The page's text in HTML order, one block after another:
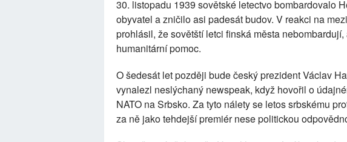
30. listopadu 1939 sovětské letectvo bombardovalo
obyvatel a zničilo asi padesát budov. V reakci na
prohlásil, že sovětští letci finská města
humanitární pomoc.
O šedesát let později bude český prezident Václav
vynalezl neslýchaný newspeak, když hovořil o
NATO na Srbsko. Za tyto nálety se letos srbskému
za ně jako tehdejší premiér nese politickou